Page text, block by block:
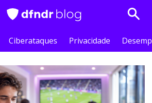
Ciberataques Privacidade